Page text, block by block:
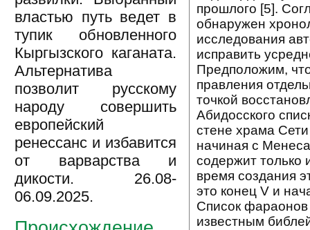
властью путь ведет в
тупик обновленного
Кыргызского каганата.
Альтернатива
позволит русскому
народу совершить
европейский
ренессанс и избавится
от варварства и
дикости. 26.08-
06.09.2025.
прошлого [5].
обнаружен
исследования
исправить
Предположим,
правления
точкой
Абидосского
стене храма
начиная с
содержит
время создания
это конец V и
Список
известным